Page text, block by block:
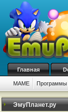
Главная
MAME Программы
ЭмуПланет.ру